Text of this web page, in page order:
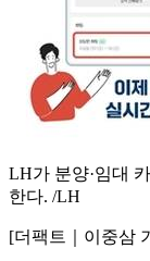
LH가 분양·임대
한다. /LH
[더팩트｜이중삼